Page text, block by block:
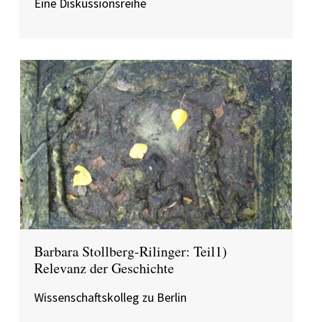
Barbara Stollberg-Rilinger: Teil1)
Relevanz der Geschichte
Wissenschaftskolleg zu Berlin